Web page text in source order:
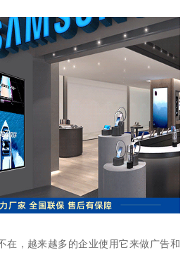
在，越来越多的企业使用它来做广告和